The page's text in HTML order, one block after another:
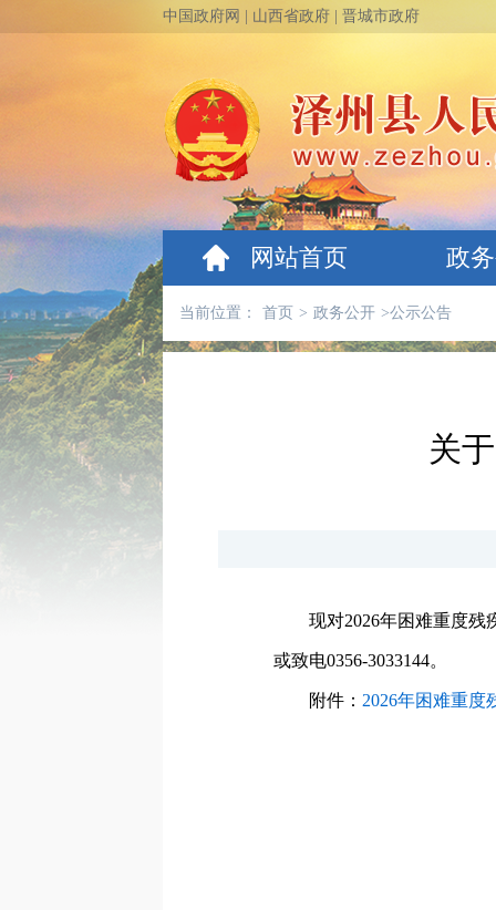
中国政府网 山西省政府 晋城市政府
网站首页 政
当前位置： 首页 > 政务公开 >公示公告
关
现对2026年困难重度残
或致电0356-3033144。
附件： 2026年困难重度